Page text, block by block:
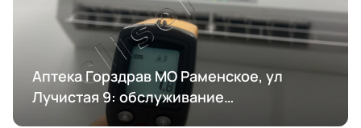
Аптека Горздрав МО Раменское, ул
Лучистая 9: обслуживание
кондиционирования